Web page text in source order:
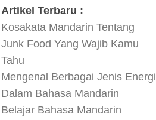
Artikel Terbaru :
Kosakata Mandarin Tentang
Junk Food Yang Wajib Kamu
Tahu
Mengenal Berbagai Jenis Energi
Dalam Bahasa Mandarin
Belajar Bahasa Mandarin